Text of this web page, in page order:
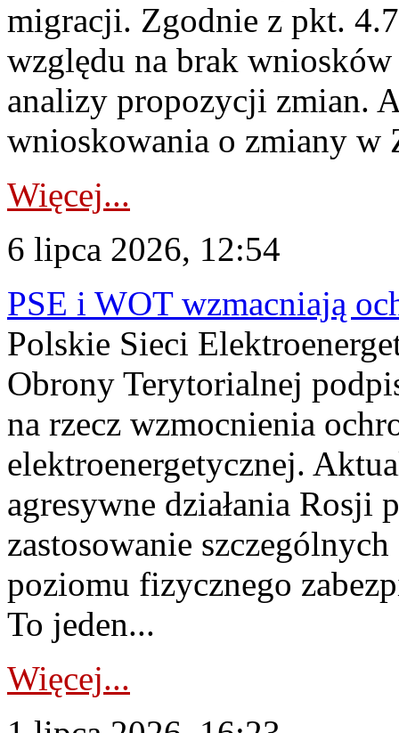
migracji. Zgodnie z pkt.
względu na brak
analizy propozycji zmian.
wnioskowania o zmiany w
Więcej...
6 lipca 2026, 12:54
PSE i WOT wzmacniają
Polskie Sieci
Obrony Terytorialnej
na rzecz wzmocnienia
elektroenergetycznej.
agresywne działania Rosji
zastosowanie
poziomu fizycznego
To jeden...
Więcej...